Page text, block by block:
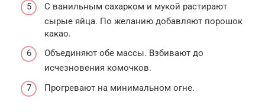
С ванильным сахарком и мукой растирают
сырые яйца. По желанию добавляют порошок
какао.
Объединяют обе массы. Взбивают до
исчезновения комочков.
Прогревают на минимальном огне.